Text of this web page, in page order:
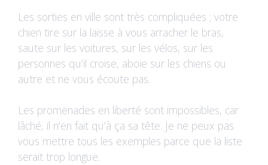
Les sorties en ville sont très compliquées ; votre
chien tire sur la laisse à vous arracher le bras,
saute sur les voitures, sur les vélos, sur les
personnes qu’il croise, aboie sur les chiens ou
autre et ne vous écoute pas.
Les promenades en liberté sont impossibles, car
lâché, il n’en fait qu’à ça sa tête. Je ne peux pas
vous mettre tous les exemples parce que la liste
serait trop longue.